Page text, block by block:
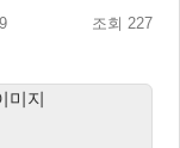
조회 227